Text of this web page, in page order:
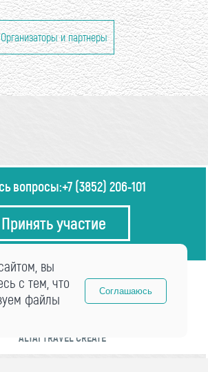
Организаторы и партнеры
вопросы:+7 (3852) 206-101
Принять участие
ПРОГРАММА
НОВОСТИ
ALTAI TRAVEL CREATE
вы
с тем, что
файлы
Соглашаюсь